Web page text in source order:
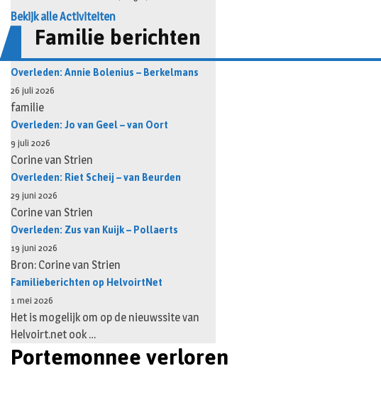
Bekijk alle Activiteiten
Familie berichten
Overleden: Annie Bolenius – Berkelmans
26 juli 2026
familie
Overleden: Jo van Geel – van Oort
9 juli 2026
Corine van Strien
Overleden: Riet Scheij – van Beurden
29 juni 2026
Corine van Strien
Overleden: Zus van Kuijk – Pollaerts
19 juni 2026
Bron: Corine van Strien
Familieberichten op HelvoirtNet
1 mei 2026
Het is mogelijk om op de nieuwssite van
Helvoirt.net ook …
Portemonnee verloren